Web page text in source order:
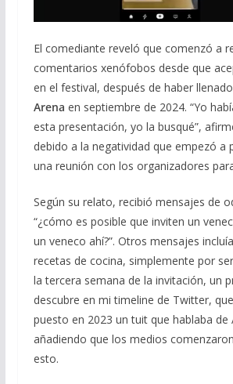
El comediante reveló que comenzó a
comentarios xenófobos desde que
en el festival, después de haber
Arena en septiembre de 2024. “Yo
esta presentación, yo la busqué”,
debido a la negatividad que empezó a
una reunión con los organizadores
Según su relato, recibió mensajes de
“¿cómo es posible que inviten un
un veneco ahí?”. Otros mensajes
recetas de cocina, simplemente por
la tercera semana de la invitación, un
descubre en mi timeline de Twitter,
puesto en 2023 un tuit que hablaba de
añadiendo que los medios
esto.